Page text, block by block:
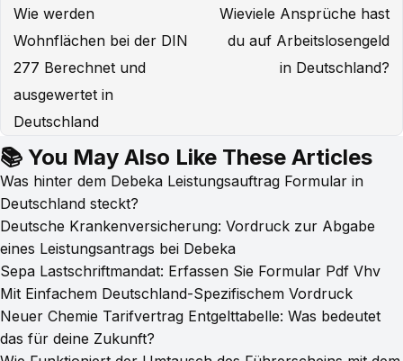
Wie werden
Wohnflächen bei der DIN
277 Berechnet und
ausgewertet in
Deutschland
Wieviele Ansprüche hast
du auf Arbeitslosengeld
in Deutschland?
📚 You May Also Like These Articles
Was hinter dem Debeka Leistungsauftrag Formular in
Deutschland steckt?
Deutsche Krankenversicherung: Vordruck zur Abgabe
eines Leistungsantrags bei Debeka
Sepa Lastschriftmandat: Erfassen Sie Formular Pdf Vhv
Mit Einfachem Deutschland-Spezifischem Vordruck
Neuer Chemie Tarifvertrag Entgelttabelle: Was bedeutet
das für deine Zukunft?